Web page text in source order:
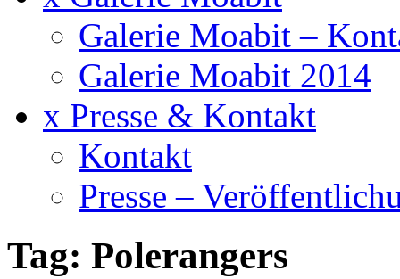
Galerie Moabit –
Galerie Moabit 2014
x Presse & Kontakt
Kontakt
Presse –
Tag: Polerangers